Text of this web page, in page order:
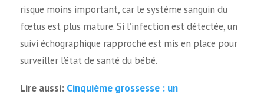
risque moins important, car le système sanguin du
fœtus est plus mature. Si l’infection est détectée, un
suivi échographique rapproché est mis en place pour
surveiller l’état de santé du bébé.
Lire aussi: Cinquième grossesse : un